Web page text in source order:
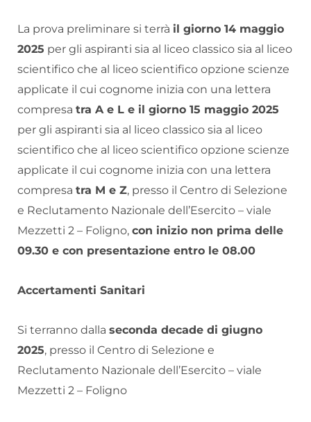
La prova preliminare si terrà il giorno 14 maggio
2025 per gli aspiranti sia al liceo classico sia al liceo
scientifico che al liceo scientifico opzione scienze
applicate il cui cognome inizia con una lettera
compresa tra A e L e il giorno 15 maggio 2025
per gli aspiranti sia al liceo classico sia al liceo
scientifico che al liceo scientifico opzione scienze
applicate il cui cognome inizia con una lettera
compresa tra M e Z, presso il Centro di Selezione
e Reclutamento Nazionale dell’Esercito – viale
Mezzetti 2 – Foligno, con inizio non prima delle
09.30 e con presentazione entro le 08.00
Accertamenti Sanitari
Si terranno dalla seconda decade di giugno
2025, presso il Centro di Selezione e
Reclutamento Nazionale dell’Esercito – viale
Mezzetti 2 – Foligno